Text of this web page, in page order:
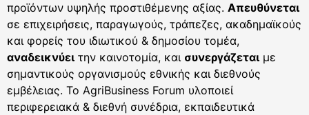
προϊόντων υψηλής προστιθέμενης αξίας. Απευθύνεται
σε επιχειρήσεις, παραγωγούς, τράπεζες, ακαδημαϊκούς
και φορείς του ιδιωτικού & δημοσίου τομέα,
αναδεικνύει την καινοτομία, και συνεργάζεται με
σημαντικούς οργανισμούς εθνικής και διεθνούς
εμβέλειας. Το AgriBusiness Forum υλοποιεί
περιφερειακά & διεθνή συνέδρια, εκπαιδευτικά